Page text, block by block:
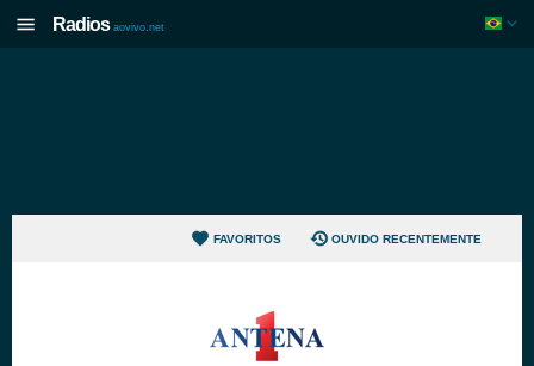
Radios aovivo.net
FAVORITOS OUVIDO RECENTEMENTE